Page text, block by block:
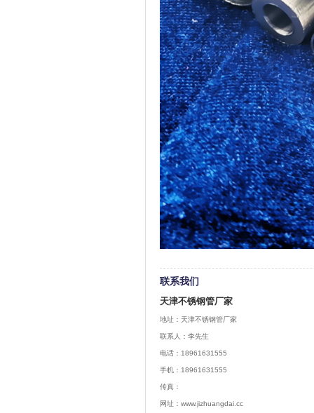
联系我们
天津不锈钢管厂家
地址：天津不锈钢管厂家
联系人：李先生
电话：18961631555
手机：18961631555
传真：
网址：www.jizhuangdai.cc